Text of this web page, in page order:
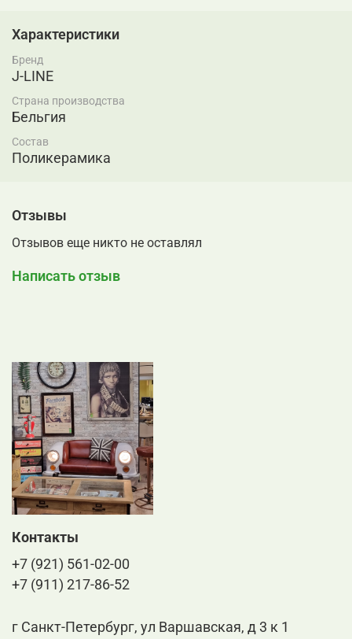
Характеристики
Бренд
J-LINE
Страна производства
Бельгия
Состав
Поликерамика
Отзывы
Отзывов еще никто не оставлял
Написать отзыв
Контакты
+7 (921) 561-02-00
+7 (911) 217-86-52
г Санкт-Петербург, ул Варшавская, д 3 к 1